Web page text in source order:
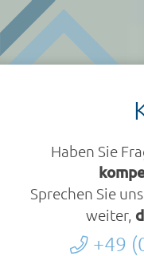
Haben Sie
Sprechen Sie
weiter,
+49